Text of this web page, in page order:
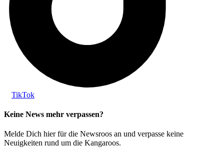
TikTok
Keine News mehr verpassen?
Melde Dich hier für die Newsroos an und verpasse keine
Neuigkeiten rund um die Kangaroos.